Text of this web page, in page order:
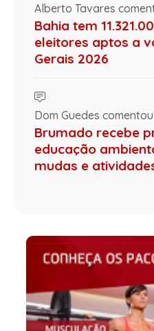
Alberto Tavares
Bahia tem
eleitores aptos a
Gerais 2026
Dom Guedes comentou
Brumado recebe
educação
mudas e